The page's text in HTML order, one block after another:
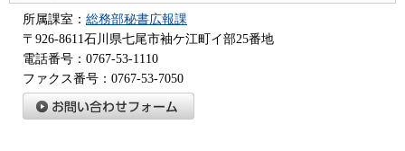
所属課室： 総務部秘書広報課
〒926-8611石川県七尾市袖ケ江町イ部25番地
電話番号：0767-53-1110
ファクス番号：0767-53-7050